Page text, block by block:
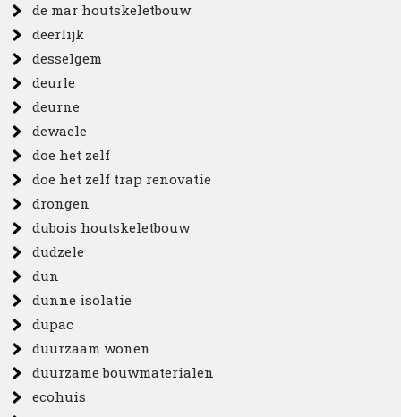
de mar houtskeletbouw
deerlijk
desselgem
deurle
deurne
dewaele
doe het zelf
doe het zelf trap renovatie
drongen
dubois houtskeletbouw
dudzele
dun
dunne isolatie
dupac
duurzaam wonen
duurzame bouwmaterialen
ecohuis